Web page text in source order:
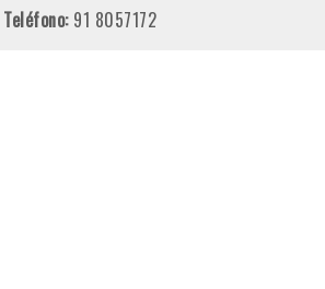
Teléfono: 91 8057172